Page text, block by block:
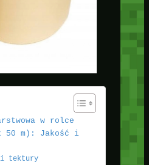
w rolce
50 m): Jakość i
tektury